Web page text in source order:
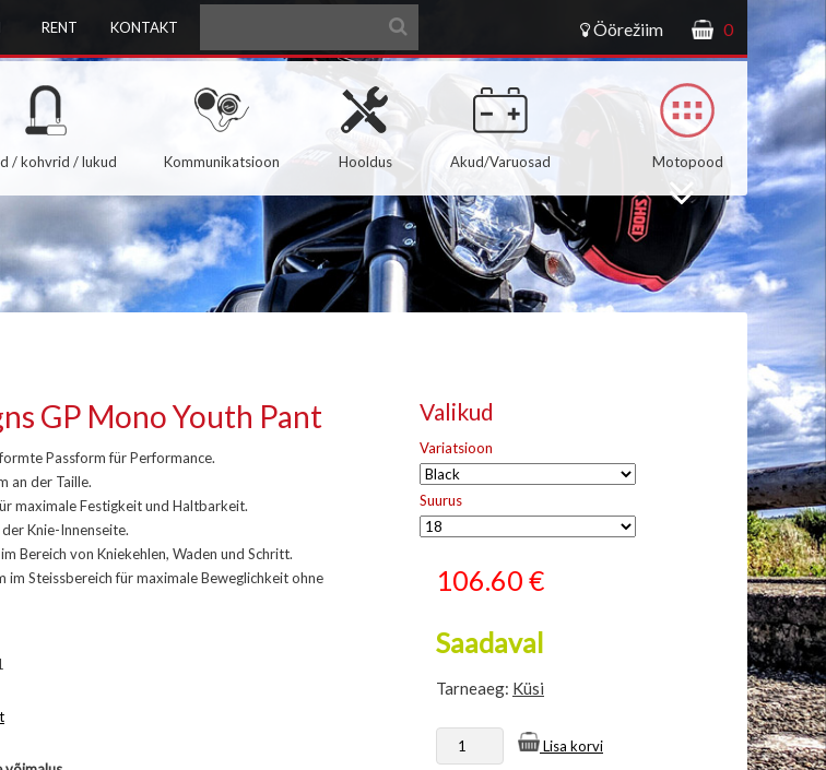
RENT KONTAKT 0
Öörežiim
/ kohvrid / lukud Kommunikatsioon Hooldus Akud/Varuosad Motopood
GP Mono Youth Pant
Passform für Performance.
an der Taille.
maximale Festigkeit und Haltbarkeit.
Knie-Innenseite.
Bereich von Kniekehlen, Waden und Schritt.
im Steissbereich für maximale Beweglichkeit ohne
Valikud
Variatsioon
Suurus
106.60 €
Saadaval
Tarneaeg: Küsi
Lisa korvi